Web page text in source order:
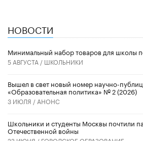
НОВОСТИ
Минимальный набор товаров для школы
5 АВГУСТА / ШКОЛЬНИКИ
Вышел в свет новый номер научно-
«Образовательная политика» № 2 (2026)
3 ИЮЛЯ / АНОНС
Школьники и студенты Москвы почтили
Отечественной войны